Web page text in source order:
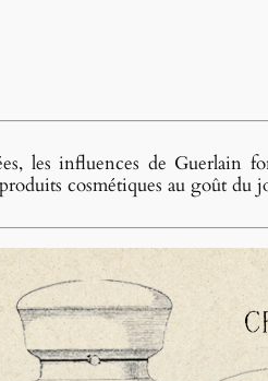
les influences de
cosmétiques au goût du